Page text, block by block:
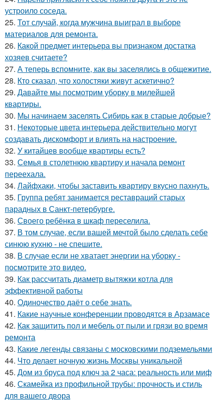
устроило соседа.
25. Тот случай, когда мужчина выиграл в выборе
материалов для ремонта.
26. Какой предмет интерьера вы признаком достатка
хозяев считаете?
27. А теперь вспомните, как вы заселялись в общежитие.
28. Кто сказал, что холостяки живут аскетично?
29. Давайте мы посмотрим уборку в милейшей
квартиры.
30. Мы начинаем заселять Сибирь как в старые добрые?
31. Некоторые цвета интерьера действительно могут
создавать дискомфорт и влиять на настроение.
32. У китайцев вообще квартиры есть?
33. Семья в столетнюю квартиру и начала ремонт
переехала.
34. Лайфхаки, чтобы заставить квартиру вкусно пахнуть.
35. Группа ребят занимается реставраций старых
парадных в Санкт-петербурге.
36. Своего ребёнка в шкаф переселила.
37. В том случае, если вашей мечтой было сделать себе
синюю кухню - не спешите.
38. В случае если не хватает энергии на уборку -
посмотрите это видео.
39. Как рассчитать диаметр вытяжки котла для
эффективной работы
40. Одиночество даёт о себе знать.
41. Какие научные конференции проводятся в Арзамасе
42. Как защитить пол и мебель от пыли и грязи во время
ремонта
43. Какие легенды связаны с московскими подземельями
44. Что делает ночную жизнь Москвы уникальной
45. Дом из бруса под ключ за 2 часа: реальность или миф
46. Скамейка из профильной трубы: прочность и стиль
для вашего двора